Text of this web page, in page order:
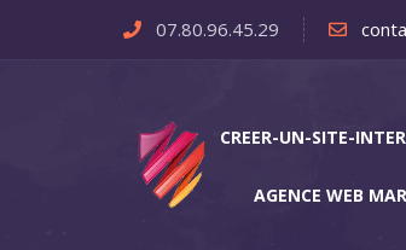
07.80.96.45.29
CREER-UN-SITE-
AGENCE WEB